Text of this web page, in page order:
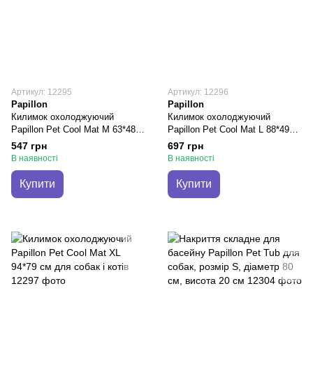
Артикул: 12295
Papillon
Килимок охолоджуючий
Papillon Pet Cool Mat M 63*48
см для собак і котів
547 грн
В наявності
Купити
Артикул: 12296
Papillon
Килимок охолоджуючий
Papillon Pet Cool Mat L 88*49
см для собак і котів
697 грн
В наявності
Купити